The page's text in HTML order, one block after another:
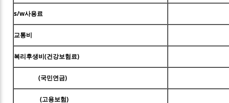
s/w사용료
교통비
복리후생비(건강보험료)
(국민연금)
(고용보험)